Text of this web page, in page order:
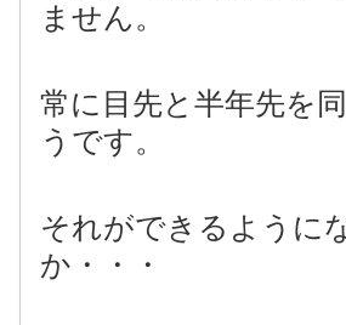
ません。
常に目先と半年先を
うです。
それができるように
か・・・